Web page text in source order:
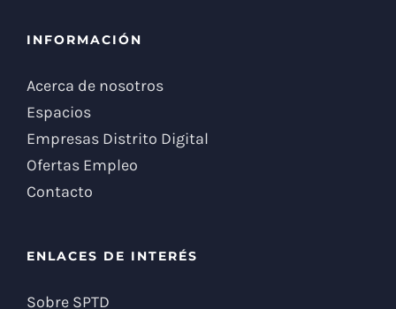
INFORMACIÓN
Acerca de nosotros
Espacios
Empresas Distrito Digital
Ofertas Empleo
Contacto
ENLACES DE INTERÉS
Sobre SPTD